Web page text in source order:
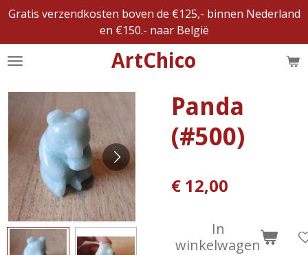
Ga
naar
de
ArtChico
Gratis verzendkosten boven de €125,- binnen Nederland
en €150.- naar België
Panda
(#500)
€ 12,00
In
winkelwagen